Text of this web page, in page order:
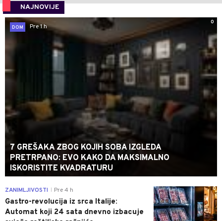
NAJNOVIJE
0
DOM
Pre 1 h
7 GREŠAKA ZBOG KOJIH SOBA IZGLEDA
PRETRPANO: EVO KAKO DA MAKSIMALNO
ISKORISTITE KVADRATURU
0
ZANIMLJIVOSTI Pre 4 h
Gastro-revolucija iz srca Italije:
Automat koji 24 sata dnevno izbacuje